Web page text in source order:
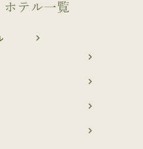
ホテル一覧
navigate_next
navigate_next
navigate_next
navigate_next
navigate_next